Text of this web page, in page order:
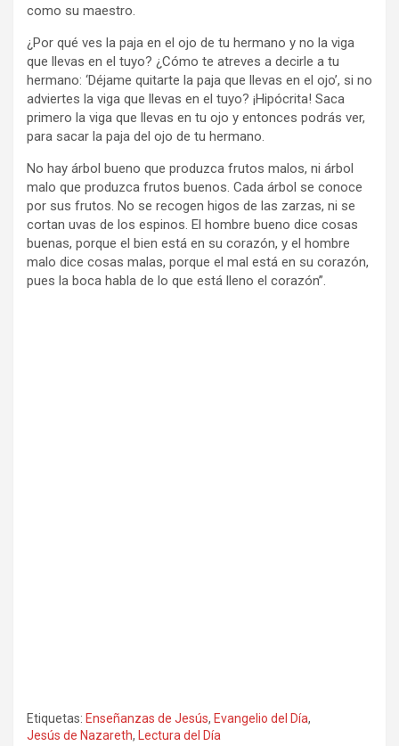
como su maestro.
¿Por qué ves la paja en el ojo de tu hermano y no la viga
que llevas en el tuyo? ¿Cómo te atreves a decirle a tu
hermano: ‘Déjame quitarte la paja que llevas en el ojo’, si no
adviertes la viga que llevas en el tuyo? ¡Hipócrita! Saca
primero la viga que llevas en tu ojo y entonces podrás ver,
para sacar la paja del ojo de tu hermano.
No hay árbol bueno que produzca frutos malos, ni árbol
malo que produzca frutos buenos. Cada árbol se conoce
por sus frutos. No se recogen higos de las zarzas, ni se
cortan uvas de los espinos. El hombre bueno dice cosas
buenas, porque el bien está en su corazón, y el hombre
malo dice cosas malas, porque el mal está en su corazón,
pues la boca habla de lo que está lleno el corazón”.
Etiquetas: Enseñanzas de Jesús, Evangelio del Día,
Jesús de Nazareth, Lectura del Día